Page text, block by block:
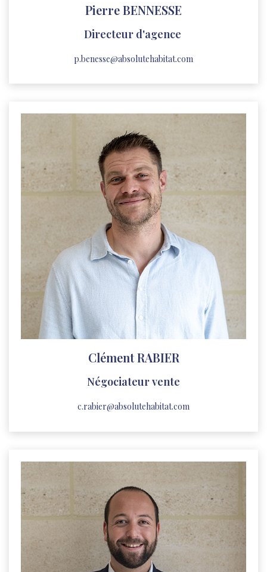
Pierre BENNESSE
Directeur d'agence
p.benesse@absolutehabitat.com
Clément RABIER
Négociateur vente
c.rabier@absolutehabitat.com